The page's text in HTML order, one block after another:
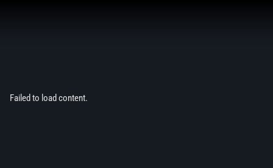
Failed to load content.